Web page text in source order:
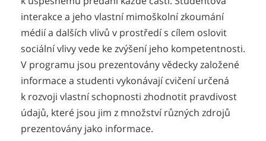
interakce a jeho vlastní mimoškolní zkoumání
médií a dalších vlivů v prostředí s cílem oslovit
sociální vlivy vede ke zvýšení jeho kompetentnosti.
V programu jsou prezentovány vědecky založené
informace a studenti vykonávají cvičení určená
k rozvoji vlastní schopnosti zhodnotit pravdivost
údajů, které jsou jim z množství různých zdrojů
prezentovány jako informace.